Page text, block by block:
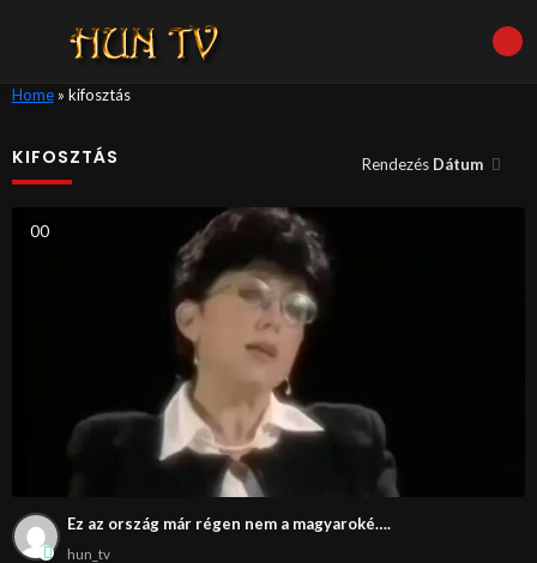
Home» kifosztás
KIFOSZTÁS Rendezés Dátum
00
Ez az ország már régen nem a magyaroké….
hun_tv